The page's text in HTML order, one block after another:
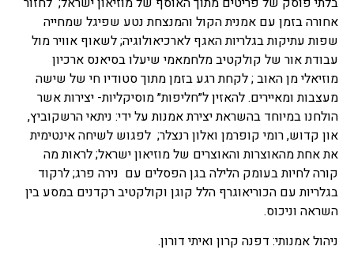
אחורה בזמן עם אמנית הקול והמנצחת נטע שפיגל שמחייה
שפות עתיקות בגלריות האגף לארכיאולוגיה; לשאוף אוויר מול
עבודת אור של קולקטיב מלחמאמי שיעלו בסיאנס ארכיון
מוזיאלי מן האוב ; לקחת רגע בזמן מתוך סטודיו חי של שישה
מעצבות ומאיירים. להאזין ל״חליפות״ מוסיקליות- יצירות אשר
הולחנו במיוחד בהשראת יצירת אמנות על ידי: ניתאי הרשקוביץ,
און קדוש, רומי קופרמן ואלון רנצלר; לפגוש לשיחה אינטימית
את אחת מהאוצרות והאוצרים של מוזיאון ישראל; לראות מה
קורה לחיות בעומק הלילה בגן הפסלים עם נירה פרג; לרקוד
בגלריות עם הכוריאוגרף הלל קוגן וקולקטיב רקדנים במסע בין
השראה וניכוס.
ניהול אמנותי: דפנה קרון ואיתי דורון.